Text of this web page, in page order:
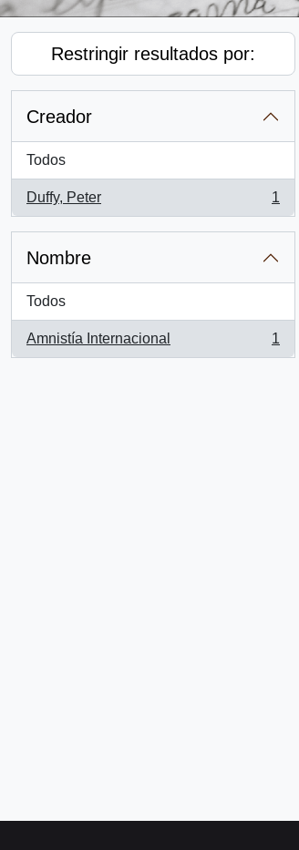
Restringir resultados por:
Creador
Todos
Duffy, Peter
, 1 resultados
1
Nombre
Todos
Amnistía Internacional
, 1 resultados
1